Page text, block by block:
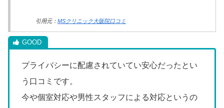
引用元： MSクリニック大阪院口コミ
プライバシーに配慮されていてい安心だったとい
う口コミです。
今や個室対応や男性スタッフによる対応というの